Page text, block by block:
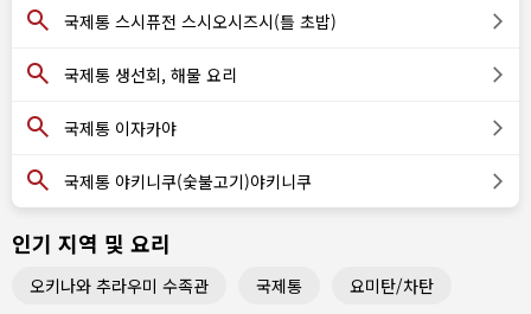
국제통 스시퓨전 스시오시즈시(틀 초밥)
국제통 생선회, 해물 요리
국제통 이자카야
국제통 야키니쿠(숯불고기)야키니쿠
인기 지역 및 요리
오키나와 추라우미 수족관 국제통 요미탄/차탄